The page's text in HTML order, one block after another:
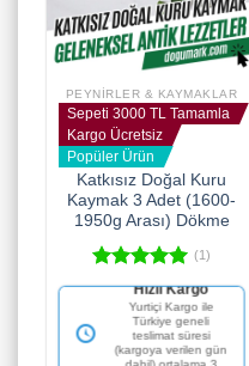
PEYNIRLER & KAYMAKLAR
Sepeti 3000 TL Tamamla
Kargo Ücretsiz
Popüler Ürün
Katkısız Doğal Kuru
Kaymak 3 Adet (1600-
1950g Arası) Dökme
5 üzerinden
oy
(1)
Hızlı Kargo
Yurtiçi Kargo ile
Türkiye geneli
teslimat süresi
(kargoya verilen gün